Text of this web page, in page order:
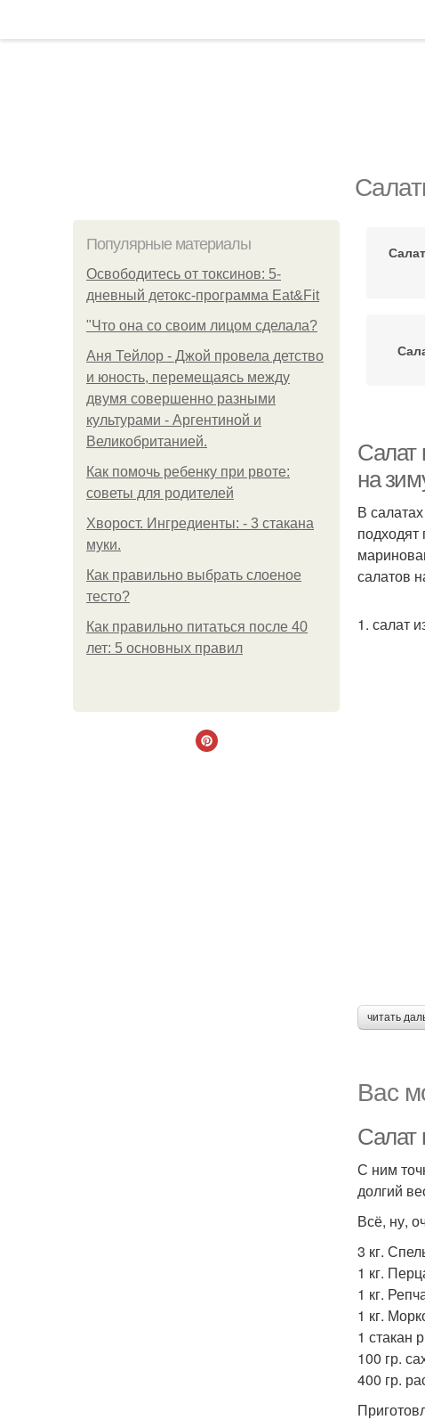
Популярные материалы
Освободитесь от токсинов: 5-
дневный детокс-программа Eat&Fit
"Что она со своим лицом сделала?
Аня Тейлор - Джой провела детство
и юность, перемещаясь между
двумя совершенно разными
культурами - Аргентиной и
Великобританией.
Как помочь ребенку при рвоте:
советы для родителей
Хворост. Ингредиенты: - 3 стакана
муки.
Как правильно выбрать слоеное
тесто?
Как правильно питаться после 40
лет: 5 основных правил
Салат
на
В
подходят
салатов
1. салат
читать
Вас
Салат
С ним
долгий
Всё, ну,
3 кг.
1 кг.
1 кг.
1 кг.
1 стакан
100 гр.
400 гр.